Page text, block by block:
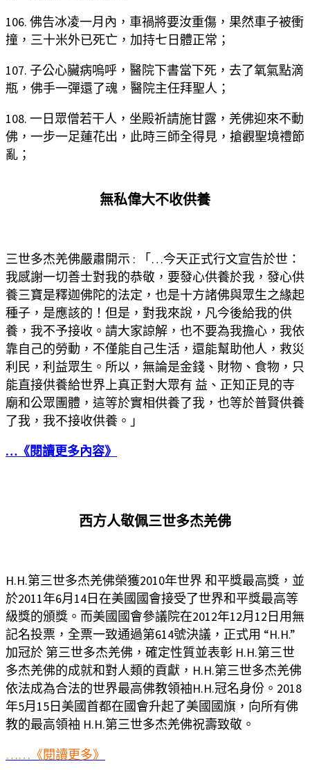
106. 佛告冰凌一月內，車禍將要汝重傷，果然車子被衝
撞，三十米外已死亡，加持七日體正常；
107. 子公心臟病嗚呼，醫院下書當下死，去了氧氣點滴
瓶，佛手一彈還了魂，醫院主任拜聖人；
108. 一日眾僧若干人，坐殿祈請施甘露，羌佛迎來不動
佛，一步一足蓮花出，此時三師全得見，搶觀聖境禮節
亂；
無私偉大不收供養
三世多杰羌佛嚴肅開示 : 「…今天正式行文宣告於世：
我感謝一切善士對我的恭敬，要發心供養於我，發心供
養三寶是釋迦佛陀的法定，也是十方諸佛與眾生之緣起
種子，是應該的！但是，對我來說，凡今後給我的供
養，我不予接收。請大家諒解，也不要為我擔心，我依
靠自己的勞動，不僅能自己生活，還能幫助他人，救災
利民，利益眾生。所以，無論是金錢、財物、食物，只
能直接供養給世界上真正對大眾有 益、正知正見的寺
廟和公眾團體，這等於實相供養了我，也等於普賢供養
了我，我不接收供養。」
…《閱讀更多內容》
西方人敬佩三世多杰羌佛
H.H.第三世多杰羌佛榮獲2010年世界 和平獎最高獎，並
於2011年6月14日在美國國會接受了世界和平獎最高等
級獎的頒獎。而美國國會參議院在2012年12月12日用無
記名投票，全票一致通過第614號決議，正式用 “H.H.”
加冠於 第三世多杰羌佛，確定性質並表彰 H.H.第三世
多杰羌佛的成就和對人類的貢獻，H.H.第三世多杰羌佛
依法成為合法的世界最高佛教領袖H.H.冠名身份。2018
年5月15日美國首都在國會升起了美國國旗，向所有佛
教的最高領袖 H.H.第三世多杰羌佛祝壽致敬。
……《閱讀更多》